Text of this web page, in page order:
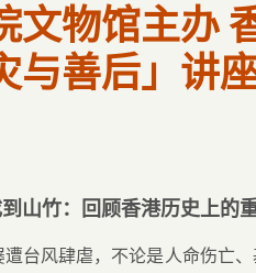
文物馆主办
与善后」讲
山竹：回顾香港历史上的重
台风肆虐，不论是人命伤亡